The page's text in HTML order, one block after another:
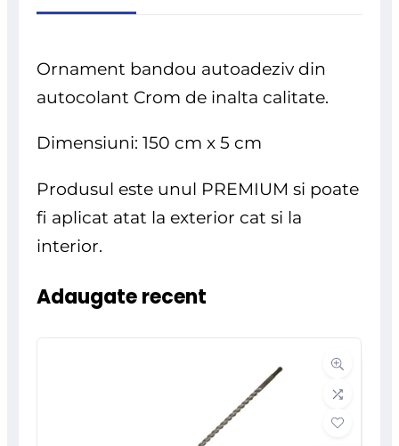
Ornament bandou autoadeziv din
autocolant Crom de inalta calitate.
Dimensiuni: 150 cm x 5 cm
Produsul este unul PREMIUM si poate
fi aplicat atat la exterior cat si la
interior.
Adaugate recent